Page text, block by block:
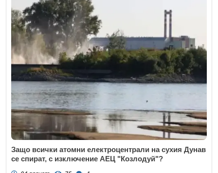
Защо всички атомни електроцентрали на сухия Дунав
се спират, с изключение АЕЦ "Козлодуй"?